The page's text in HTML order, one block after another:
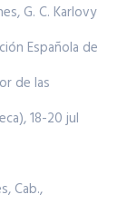
G. C. Karlovy
Española de
de las
18-20 jul
Cab.,